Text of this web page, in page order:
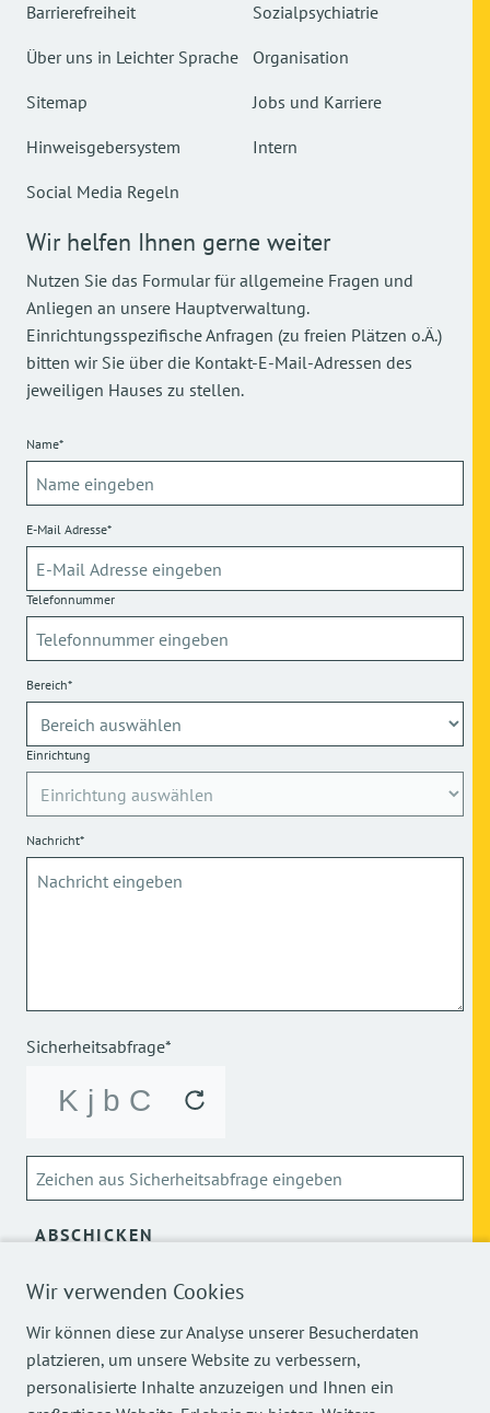
Wir verwenden Cookies
Wir können diese zur Analyse unserer Besucherdaten
platzieren, um unsere Website zu verbessern,
personalisierte Inhalte anzuzeigen und Ihnen ein
Barrierefreiheit
Über uns in Leichter Sprache
Sitemap
Hinweisgebersystem
Social Media Regeln
Sozialpsychiatrie
Organisation
Jobs und Karriere
Intern
Wir helfen Ihnen gerne weiter
Nutzen Sie das Formular für allgemeine Fragen und
Anliegen an unsere Hauptverwaltung.
Einrichtungsspezifische Anfragen (zu freien Plätzen o.Ä.)
bitten wir Sie über die Kontakt-E-Mail-Adressen des
jeweiligen Hauses zu stellen.
Name*
E-Mail Adresse*
Telefonnummer
Bereich*
Einrichtung
Nachricht*
Sicherheitsabfrage*
ABSCHICKEN
Über die Verarbeitung meiner personenbezogenen Daten